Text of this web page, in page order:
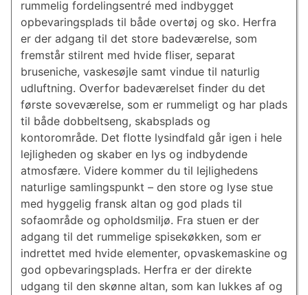
rummelig fordelingsentré med indbygget
opbevaringsplads til både overtøj og sko. Herfra
er der adgang til det store badeværelse, som
fremstår stilrent med hvide fliser, separat
bruseniche, vaskesøjle samt vindue til naturlig
udluftning. Overfor badeværelset finder du det
første soveværelse, som er rummeligt og har plads
til både dobbeltseng, skabsplads og
kontorområde. Det flotte lysindfald går igen i hele
lejligheden og skaber en lys og indbydende
atmosfære. Videre kommer du til lejlighedens
naturlige samlingspunkt – den store og lyse stue
med hyggelig fransk altan og god plads til
sofaområde og opholdsmiljø. Fra stuen er der
adgang til det rummelige spisekøkken, som er
indrettet med hvide elementer, opvaskemaskine og
god opbevaringsplads. Herfra er der direkte
udgang til den skønne altan, som kan lukkes af og